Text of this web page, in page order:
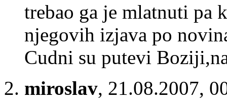
trebao ga je mlatnuti pa
njegovih izjava po
Cudni su putevi
miroslav, 21.08.2007,